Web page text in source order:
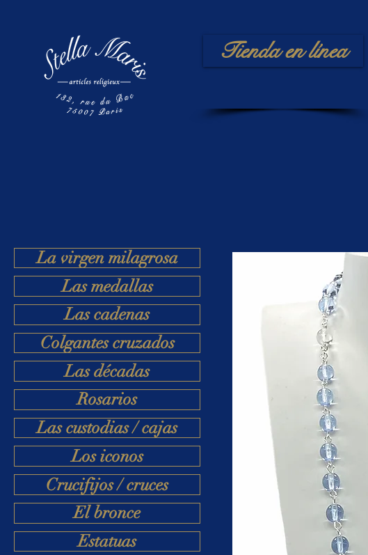
Tienda en línea
La virgen milagrosa
Las medallas
Las cadenas
Colgantes cruzados
Las décadas
Rosarios
Las custodias / cajas
Los iconos
Crucifijos / cruces
El bronce
Estatuas